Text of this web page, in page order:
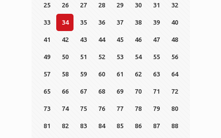
25 26 27 28 29 30 31 32
33 34 35 36 37 38 39 40
41 42 43 44 45 46 47 48
49 50 51 52 53 54 55 56
57 58 59 60 61 62 63 64
65 66 67 68 69 70 71 72
73 74 75 76 77 78 79 80
81 82 83 84 85 86 87 88